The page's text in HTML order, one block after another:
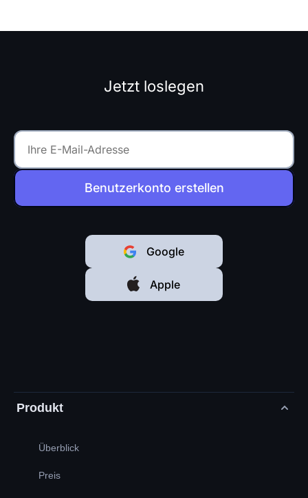
Jetzt loslegen
Benutzerkonto erstellen
Google
Apple
Produkt
Überblick
Preis